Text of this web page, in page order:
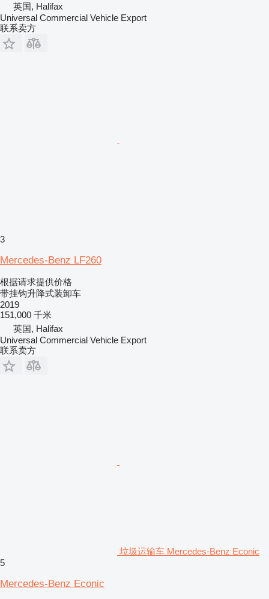
英国, Halifax
Universal Commercial Vehicle Export
联系卖方
3
Mercedes-Benz LF260
根据请求提供价格
带挂钩升降式装卸车
2019
151,000 千米
英国, Halifax
Universal Commercial Vehicle Export
联系卖方
垃圾运输车 Mercedes-Benz Econic
5
Mercedes-Benz Econic